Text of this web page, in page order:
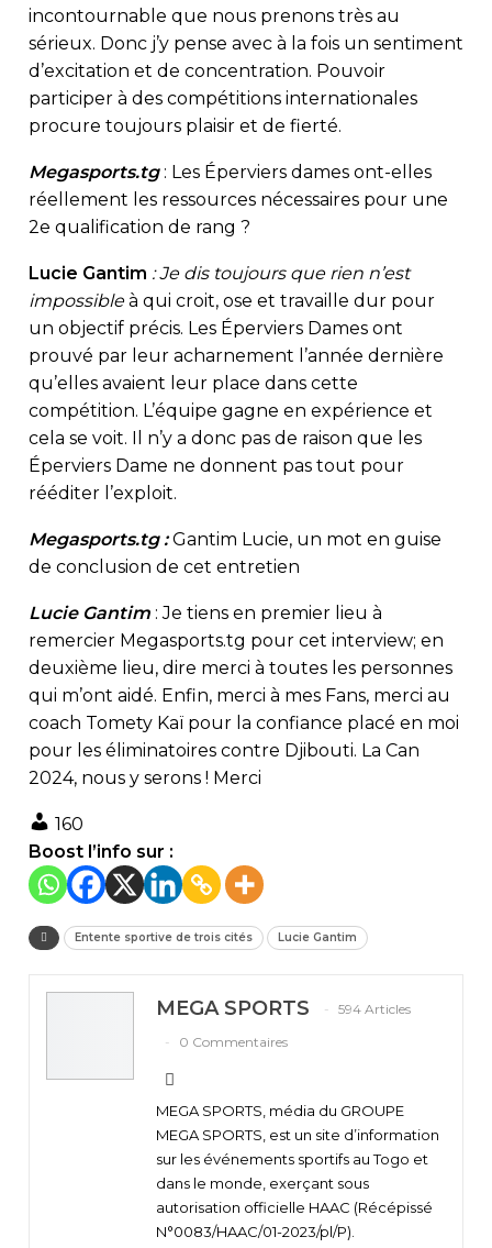
incontournable que nous prenons très au
sérieux. Donc j’y pense avec à la fois un sentiment
d’excitation et de concentration. Pouvoir
participer à des compétitions internationales
procure toujours plaisir et de fierté.
Megasports.tg : Les Éperviers dames ont-elles
réellement les ressources nécessaires pour une
2e qualification de rang ?
Lucie Gantim : Je dis toujours que rien n’est
impossibleà qui croit, ose et travaille dur pour
un objectif précis. Les Éperviers Dames ont
prouvé par leur acharnement l’année dernière
qu’elles avaient leur place dans cette
compétition. L’équipe gagne en expérience et
cela se voit. Il n’y a donc pas de raison que les
Éperviers Dame ne donnent pas tout pour
rééditer l’exploit.
Megasports.tg :Gantim Lucie, un mot en guise
de conclusion de cet entretien
Lucie Gantim : Je tiens en premier lieu à
remercier Megasports.tg pour cet interview; en
deuxième lieu, dire merci à toutes les personnes
qui m’ont aidé. Enfin, merci à mes Fans, merci au
coach Tomety Kaï pour la confiance placé en moi
pour les éliminatoires contre Djibouti. La Can
2024, nous y serons ! Merci
160
Boost l’info sur :
Entente sportive de trois cités Lucie Gantim
MEGA SPORTS
594 Articles
0 Commentaires
MEGA SPORTS, média du GROUPE
MEGA SPORTS, est un site d’information
sur les événements sportifs au Togo et
dans le monde, exerçant sous
autorisation officielle HAAC (Récépissé
N°0083/HAAC/01-2023/pl/P).